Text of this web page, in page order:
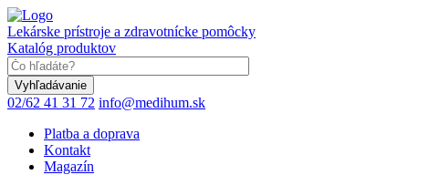
Skočiť
na
hlavný
obsah
Lekárske prístroje a zdravotnícke pomôcky
Katalóg produktov
02/62 41 31 72 info@medihum.sk
Platba a doprava
Kontakt
Magazín